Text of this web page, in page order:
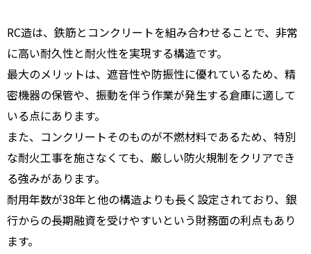
RC造は、鉄筋とコンクリートを組み合わせることで、非常
に高い耐久性と耐火性を実現する構造です。
最大のメリットは、遮音性や防振性に優れているため、精
密機器の保管や、振動を伴う作業が発生する倉庫に適して
いる点にあります。
また、コンクリートそのものが不燃材料であるため、特別
な耐火工事を施さなくても、厳しい防火規制をクリアでき
る強みがあります。
耐用年数が38年と他の構造よりも長く設定されており、銀
行からの長期融資を受けやすいという財務面の利点もあり
ます。